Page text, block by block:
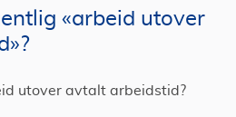
«arbeid utover
utover avtalt arbeidstid?